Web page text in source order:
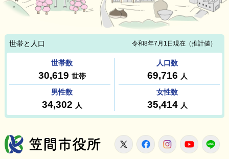
笠間市役所
X FacebookInstagram